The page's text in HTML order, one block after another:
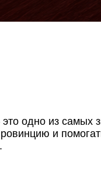
одно из
и